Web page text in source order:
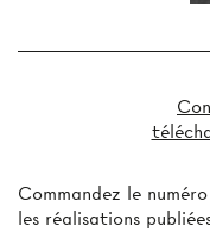
Commandez le
les réalisations